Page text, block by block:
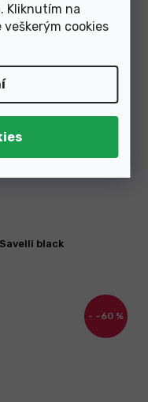
Kliknutím na
cookies
–60 %
black